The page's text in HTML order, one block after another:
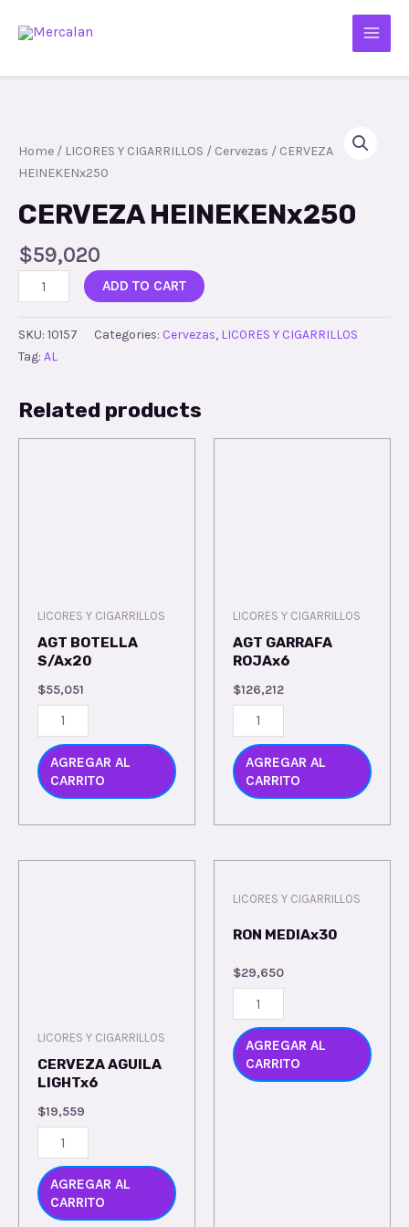
Home / LICORES Y CIGARRILLOS / Cervezas / CERVEZA
HEINEKENx250
CERVEZA HEINEKENx250
$59,020
ADD TO CART
SKU: 10157 Categories: Cervezas, LICORES Y CIGARRILLOS
Tag: AL
Related products
LICORES Y CIGARRILLOS
AGT BOTELLA
S/Ax20
$55,051
AGREGAR AL
CARRITO
LICORES Y CIGARRILLOS
AGT GARRAFA
ROJAx6
$126,212
AGREGAR AL
CARRITO
LICORES Y CIGARRILLOS
CERVEZA AGUILA
LIGHTx6
$19,559
AGREGAR AL
CARRITO
LICORES Y CIGARRILLOS
RON MEDIAx30
$29,650
AGREGAR AL
CARRITO